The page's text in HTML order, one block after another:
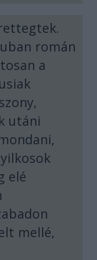
román
a
utáni
elé
mellé,